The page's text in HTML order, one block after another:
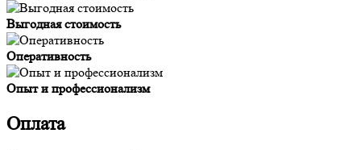
Выгодная стоимость
Оперативность
Опыт и профессионализм
Оплата